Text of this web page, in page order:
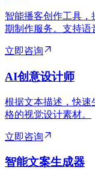
智能播客创作工具
期制作服务。支持语
立即咨询
AI创意设计师
根据文本描述，快速
格的视觉设计素材。
立即咨询
智能文案生成器